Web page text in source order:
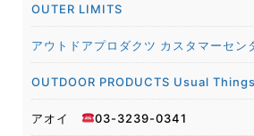
OUTER LIMITS
アウトドアプロダクツ カスタマーセン
OUTDOOR PRODUCTS Usual
アオイ 03-3239-0341